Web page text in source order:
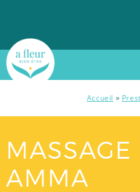
INTERVENTIONS
Accueil »
MASSAGE
AMMA